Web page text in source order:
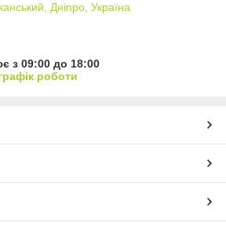
Дніпро, Україна
з 09:00 до 18:00
роботи